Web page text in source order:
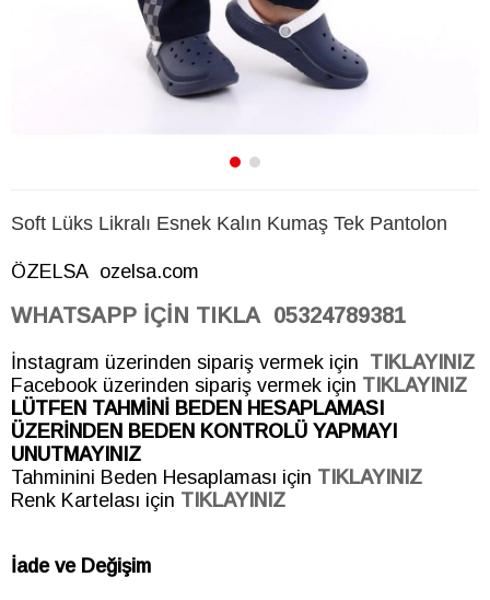
Soft Lüks Likralı Esnek Kalın Kumaş Tek Pantolon
ÖZELSA ozelsa.com
WHATSAPP İÇİN TIKLA 05324789381
İnstagram üzerinden sipariş vermek için TIKLAYINIZ
Facebook üzerinden sipariş vermek için TIKLAYINIZ
LÜTFEN TAHMİNİ BEDEN HESAPLAMASI
ÜZERİNDEN BEDEN KONTROLÜ YAPMAYI
UNUTMAYINIZ
Tahminini Beden Hesaplaması için TIKLAYINIZ
Renk Kartelası için TIKLAYINIZ
İade ve Değişim